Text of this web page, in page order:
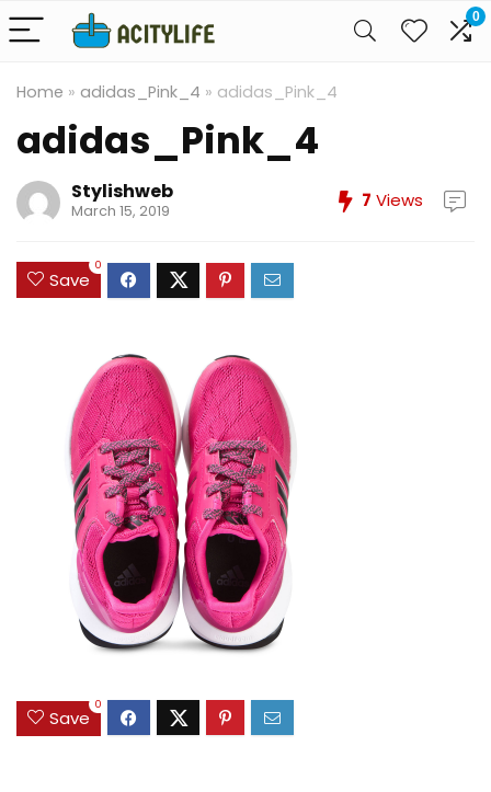
0
Home » adidas_Pink_4 » adidas_Pink_4
adidas_Pink_4
Stylishweb
March 15, 2019 7 Views
Save
0
Save
0